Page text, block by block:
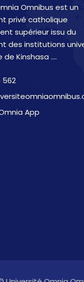
Omnibus est un
privé catholique
supérieur issu du
des institutions
Kinshasa ....
562
App